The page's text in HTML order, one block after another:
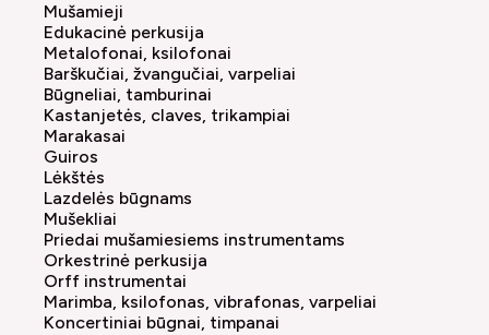
Mušamieji
Edukacinė perkusija
Metalofonai, ksilofonai
Barškučiai, žvangučiai, varpeliai
Būgneliai, tamburinai
Kastanjetės, claves, trikampiai
Marakasai
Guiros
Lėkštės
Lazdelės būgnams
Mušekliai
Priedai mušamiesiems instrumentams
Orkestrinė perkusija
Orff instrumentai
Marimba, ksilofonas, vibrafonas, varpeliai
Koncertiniai būgnai, timpanai